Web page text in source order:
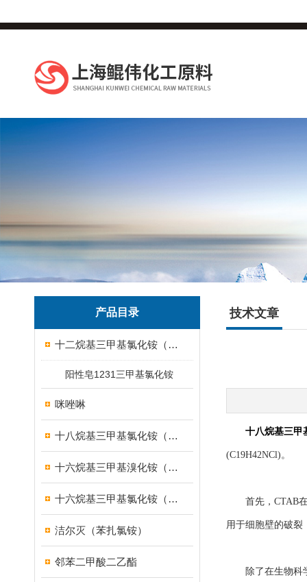
产品目录
十二烷基三甲基氯化铵（1231）
阳性皂1231三甲基氯化铵
咪唑啉
十八烷基三甲基氯化铵（1831）
十六烷基三甲基溴化铵（1631溴型）
十六烷基三甲基氯化铵（1631）
洁尔灭（苯扎氯铵）
邻苯二甲酸二乙酯
技术文章
十八烷基三甲
(C19H42NCl)。
首先，CTAB在
用于细胞壁的破裂
除了在生物科学